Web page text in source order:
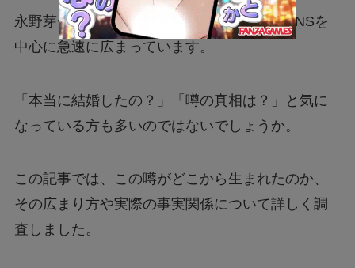
永野芽郁さんと田中圭さんの「結婚説」がSNSを
中心に急速に広まっています。
「本当に結婚したの？」「噂の真相は？」と気に
なっている方も多いのではないでしょうか。
この記事では、この噂がどこから生まれたのか、
その広まり方や実際の事実関係について詳しく調
査しました。